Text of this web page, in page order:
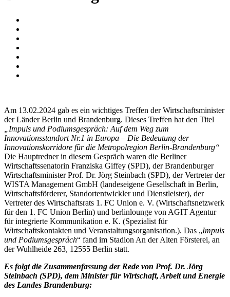
Am 13.02.2024 gab es ein wichtiges Treffen der Wirtschaftsminister
der Länder Berlin und Brandenburg. Dieses Treffen hat den Titel
„Impuls und Podiumsgespräch: Auf dem Weg zum
Innovationsstandort Nr.1 in Europa – Die Bedeutung der
Innovationskorridore für die Metropolregion Berlin-Brandenburg“
Die Hauptredner in diesem Gespräch waren die Berliner
Wirtschaftssenatorin Franziska Giffey (SPD), der Brandenburger
Wirtschaftsminister Prof. Dr. Jörg Steinbach (SPD), der Vertreter der
WISTA Management GmbH (landeseigene Gesellschaft in Berlin,
Wirtschaftsförderer, Standortentwickler und Dienstleister), der
Vertreter des Wirtschaftsrats 1. FC Union e. V. (Wirtschaftsnetzwerk
für den 1. FC Union Berlin) und berlinlounge von AGIT Agentur
für integrierte Kommunikation e. K. (Spezialist für
Wirtschaftskontakten und Veranstaltungsorganisation.). Das „Impuls
und Podiumsgespräch“ fand im Stadion An der Alten Försterei, an
der Wuhlheide 263, 12555 Berlin statt.
Es folgt die Zusammenfassung der Rede von Prof. Dr. Jörg
Steinbach (SPD), dem Minister für Wirtschaft, Arbeit und Energie
des Landes Brandenburg: